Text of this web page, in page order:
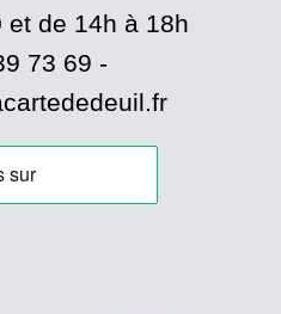
et de 14h à 18h
73 69 -